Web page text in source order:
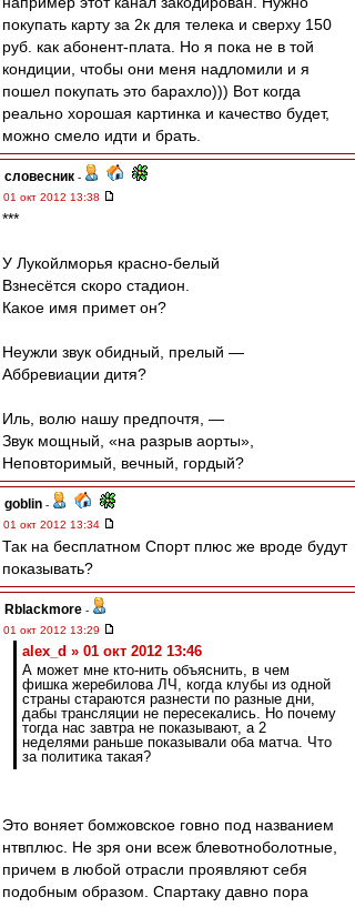
покупать карту за 2к для телека и сверху 150
руб. как абонент-плата. Но я пока не в той
кондиции, чтобы они меня надломили и я
пошел покупать это барахло))) Вот когда
реально хорошая картинка и качество будет,
можно смело идти и брать.
словесник -
01 окт 2012 13:38
***
У Лукойлморья красно-белый
Взнесётся скоро стадион.
Какое имя примет он?
Неужли звук обидный, прелый —
Аббревиации дитя?
Иль, волю нашу предпочтя, —
Звук мощный, «на разрыв аорты»,
Неповторимый, вечный, гордый?
goblin -
01 окт 2012 13:34
Так на бесплатном Спорт плюс же вроде будут
показывать?
Rblackmore -
01 окт 2012 13:29
alex_d » 01 окт 2012 13:46
А может мне кто-нить объяснить, в чем
фишка жеребилова ЛЧ, когда клубы из одной
страны стараются разнести по разные дни,
дабы трансляции не пересекались. Но почему
тогда нас завтра не показывают, а 2
неделями раньше показывали оба матча. Что
за политика такая?
Это воняет бомжовское говно под названием
нтвплюс. Не зря они всеж блевотноболотные,
причем в любой отрасли проявляют себя
подобным образом. Спартаку давно пора